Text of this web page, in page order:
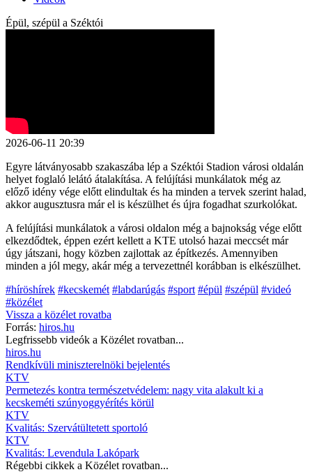
Épül, szépül a Széktói
2026-06-11 20:39
Egyre látványosabb szakaszába lép a Széktói Stadion városi oldalán
helyet foglaló lelátó átalakítása. A felújítási munkálatok még az
előző idény vége előtt elindultak és ha minden a tervek szerint halad,
akkor augusztusra már el is készülhet és újra fogadhat szurkolókat.
A felújítási munkálatok a városi oldalon még a bajnokság vége előtt
elkezdődtek, éppen ezért kellett a KTE utolsó hazai meccsét már
úgy játszani, hogy közben zajlottak az építkezés. Amennyiben
minden a jól megy, akár még a tervezettnél korábban is elkészülhet.
#híröshírek #kecskemét #labdarúgás #sport #épül #szépül #videó
#közélet
Vissza a közélet rovatba
Forrás: hiros.hu
Legfrissebb videók a Közélet rovatban...
hiros.hu
Rendkívüli miniszterelnöki bejelentés
KTV
Permetezés kontra természetvédelem: nagy vita alakult ki a
kecskeméti szúnyoggyérítés körül
KTV
Kvalitás: Szervátültetett sportoló
KTV
Kvalitás: Levendula Lakópark
Régebbi cikkek a Közélet rovatban...